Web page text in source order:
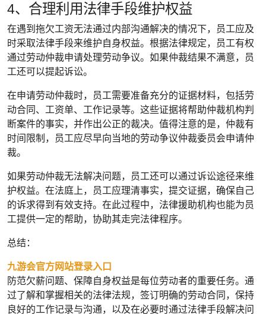
4、合理利用法律手段维护权益
在遇到拖欠工资无法通过内部沟通解决的情况下，员工应及
时采取法律手段来维护自身权益。根据法律规定，员工有权
通过劳动仲裁申请处理劳动争议。如果仲裁结果不满意，员
工还可以提起诉讼。
在申请劳动仲裁时，员工需要准备充分的证据材料，包括劳
动合同、工资单、工作记录等。这些证据将帮助仲裁机构判
断案件的事实，并作出公正的裁决。值得注意的是，仲裁有
时间限制，员工应尽早向当地的劳动争议仲裁委员会申请仲
裁。
如果劳动仲裁无法解决问题，员工还可以通过诉讼途径来维
护权益。在法庭上，员工应理清事实，提交证据，确保自己
的诉求得到有效支持。在此过程中，法律援助机构也能为员
工提供一定的帮助，协助其走完法律程序。
总结：
九游会官方网站登录入口
防范欠薪问题、保障自身权益是每位劳动者的重要任务。通
过了解和掌握相关的法律法规，签订明确的劳动合同，保持
良好的工作记录与沟通，以及在必要时通过法律手段解决问